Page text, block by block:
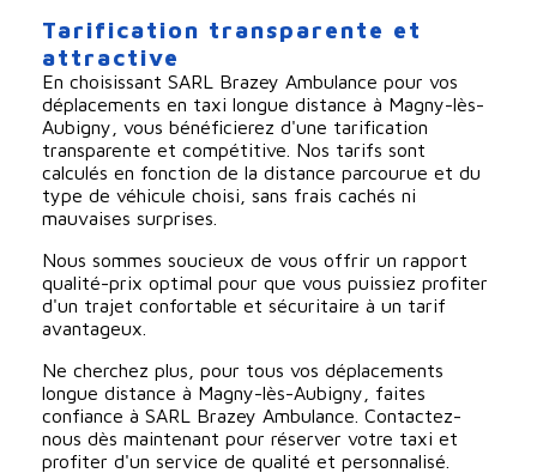
Tarification transparente et
attractive
En choisissant SARL Brazey Ambulance pour vos
déplacements en taxi longue distance à Magny-lès-
Aubigny, vous bénéficierez d'une tarification
transparente et compétitive. Nos tarifs sont
calculés en fonction de la distance parcourue et du
type de véhicule choisi, sans frais cachés ni
mauvaises surprises.
Nous sommes soucieux de vous offrir un rapport
qualité-prix optimal pour que vous puissiez profiter
d'un trajet confortable et sécuritaire à un tarif
avantageux.
Ne cherchez plus, pour tous vos déplacements
longue distance à Magny-lès-Aubigny, faites
confiance à SARL Brazey Ambulance. Contactez-
nous dès maintenant pour réserver votre taxi et
profiter d'un service de qualité et personnalisé.